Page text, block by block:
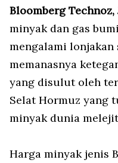
Bloomberg Technoz,
minyak dan gas
mengalami lonjakan
memanasnya
yang disulut oleh
Selat Hormuz yang
minyak dunia
Harga minyak jenis